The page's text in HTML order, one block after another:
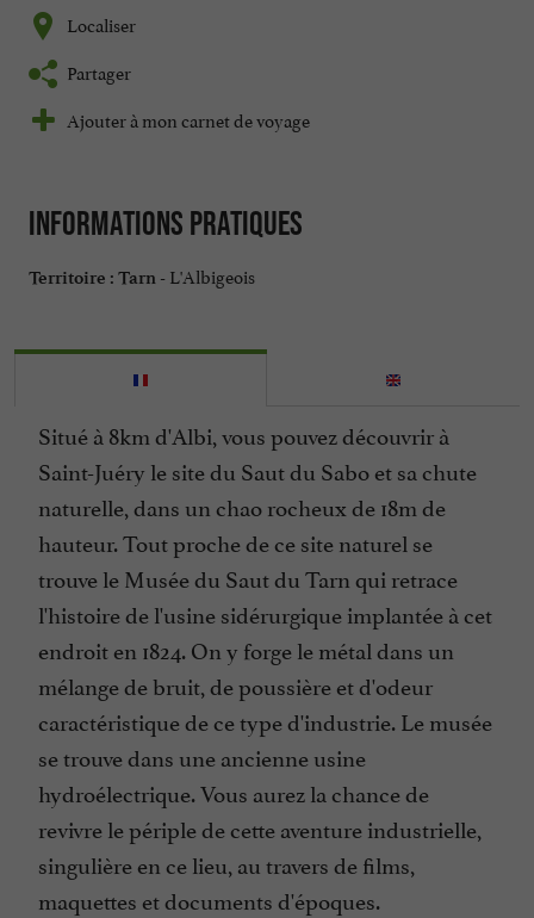
Localiser
Partager
Ajouter à mon carnet de voyage
Informations pratiques
Territoire : Tarn - L'Albigeois
Situé à 8km d'Albi, vous pouvez découvrir à
Saint-Juéry le site du Saut du Sabo et sa chute
naturelle, dans un chao rocheux de 18m de
hauteur. Tout proche de ce site naturel se
trouve le Musée du Saut du Tarn qui retrace
l'histoire de l'usine sidérurgique implantée à cet
endroit en 1824. On y forge le métal dans un
mélange de bruit, de poussière et d'odeur
caractéristique de ce type d'industrie. Le musée
se trouve dans une ancienne usine
hydroélectrique. Vous aurez la chance de
revivre le périple de cette aventure industrielle,
singulière en ce lieu, au travers de films,
maquettes et documents d'époques.